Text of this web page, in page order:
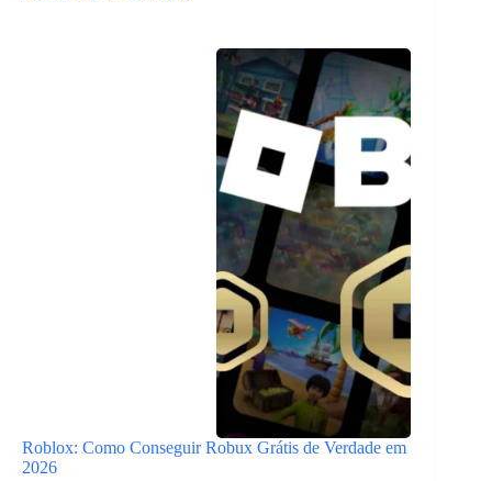
Roblox: Como Conseguir Robux Grátis de Verdade em
2026